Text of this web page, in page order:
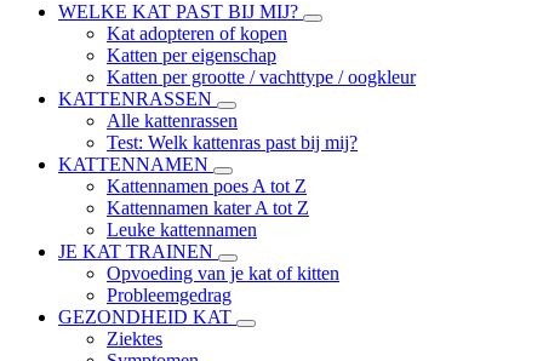
WELKE KAT PAST BIJ MIJ?
Kat adopteren of kopen
Katten per eigenschap
Katten per grootte / vachttype / oogkleur
KATTENRASSEN
Alle kattenrassen
Test: Welk kattenras past bij mij?
KATTENNAMEN
Kattennamen poes A tot Z
Kattennamen kater A tot Z
Leuke kattennamen
JE KAT TRAINEN
Opvoeding van je kat of kitten
Probleemgedrag
GEZONDHEID KAT
Ziektes